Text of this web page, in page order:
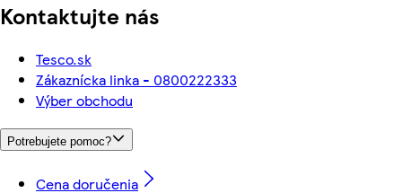
Kontaktujte nás
Tesco.sk
Zákaznícka linka - 0800222333
Výber obchodu
Potrebujete pomoc?
Cena doručenia